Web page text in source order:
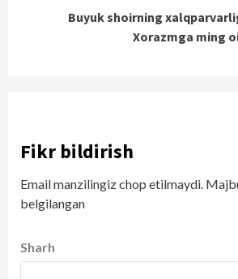
Buyuk shoirning
Xorazmga ming
Fikr bildirish
Email manzilingiz chop etilmaydi.
belgilangan
Sharh